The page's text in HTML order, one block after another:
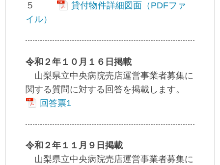
５
貸付物件詳細図面（PDFファ
イル）
令和２年１０月１６日掲載
山梨県立中央病院売店運営事業者募集に
関する質問に対する回答を掲載します。
回答票1
令和２年１１月９日掲載
山梨県立中央病院売店運営事業者募集に